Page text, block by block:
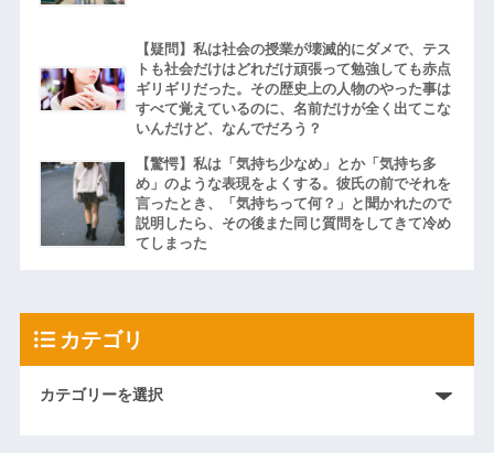
【疑問】私は社会の授業が壊滅的にダメで、テス
トも社会だけはどれだけ頑張って勉強しても赤点
ギリギリだった。その歴史上の人物のやった事は
すべて覚えているのに、名前だけが全く出てこな
いんだけど、なんでだろう？
【驚愕】私は「気持ち少なめ」とか「気持ち多
め」のような表現をよくする。彼氏の前でそれを
言ったとき、「気持ちって何？」と聞かれたので
説明したら、その後また同じ質問をしてきて冷め
てしまった
カテゴリ